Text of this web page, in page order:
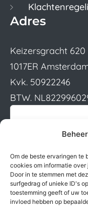
Om de beste ervaringen te
cookies om informatie
Door in te stemmen met
surfgedrag of unieke ID's
toestemming geeft of uw
invloed hebben op
Adres
Keizersgracht 620
1017ER
Kvk. 50922246
BTW.